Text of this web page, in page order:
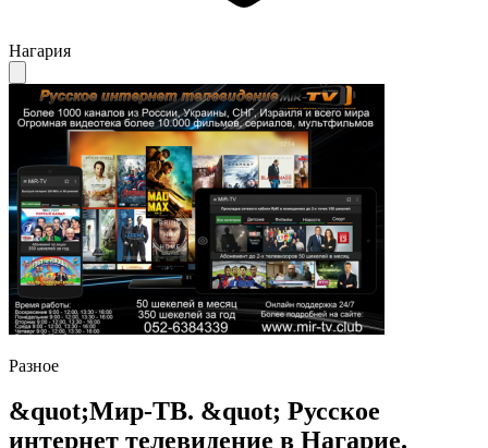
Нагария
Разное
&quot;Мир-ТВ. &quot; Русское
интернет телевидение в Нагарие.